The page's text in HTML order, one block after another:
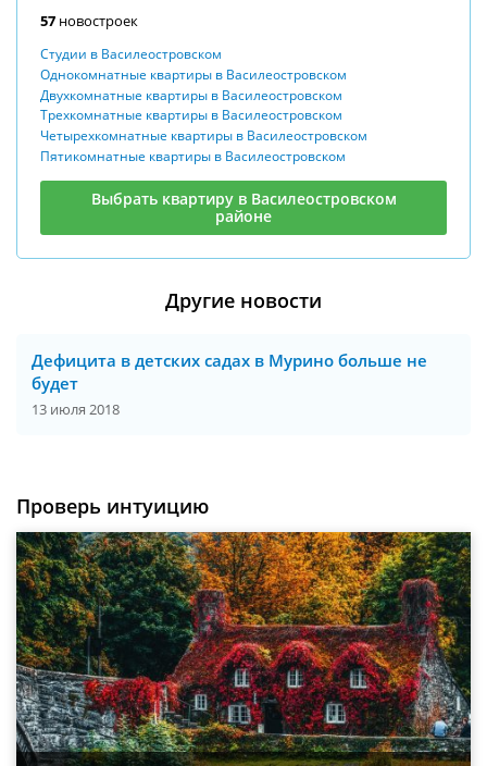
57 новостроек
Студии в Василеостровском
Однокомнатные квартиры в Василеостровском
Двухкомнатные квартиры в Василеостровском
Трехкомнатные квартиры в Василеостровском
Четырехкомнатные квартиры в Василеостровском
Пятикомнатные квартиры в Василеостровском
Выбрать квартиру в Василеостровском
районе
Другие новости
Дефицита в детских садах в Мурино больше не
будет
13 июля 2018
Проверь интуицию